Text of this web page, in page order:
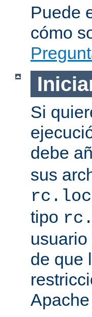
Puede
cómo
Si
debe
sus
tipo
de que